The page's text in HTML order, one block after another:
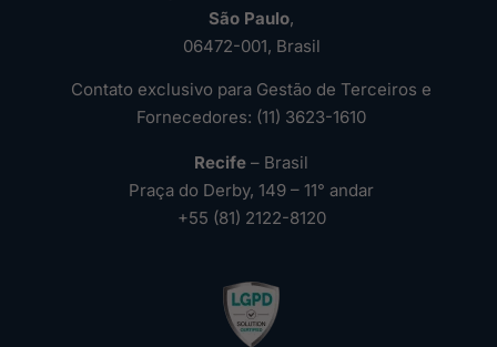
São Paulo,
06472-001, Brasil
Contato exclusivo para Gestão de Terceiros e
Fornecedores: (11) 3623-1610
Recife – Brasil
Praça do Derby, 149 – 11° andar
+55 (81) 2122-8120